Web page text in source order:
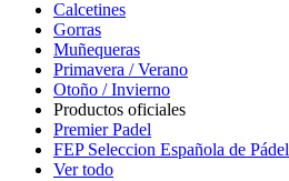
Calcetines
Gorras
Muñequeras
Primavera / Verano
Otoño / Invierno
Productos oficiales
Premier Padel
FEP Seleccion Española de Pádel
Ver todo